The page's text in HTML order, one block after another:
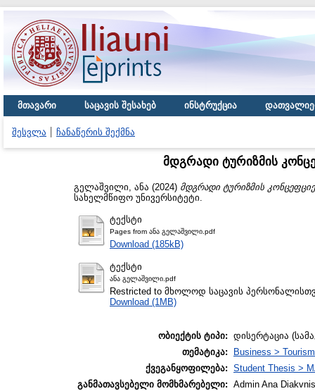
მთავარი საცავის შესახებ ინსტრუქცია
შესვლა ჩანაწერის შექმნა
მდგრადი ტურიზმის
გელაშვილი, ანა (2024) მდგრადი ტურიზმის
სახელმწიფო უნივერსიტეტი.
ტექსტი
Pages from ანა გელაშვილი.pdf
Download (185kB)
ტექსტი
ანა გელაშვილი.pdf
Restricted to მხოლოდ საცავის
Download (1MB)
ობიექტის ტიპი: დისერტაცია
თემატიკა:
Business >
ქვეგანყოფილება: Student Thesis >
განმათავსებელი მომხმარებელი: Admin Ana